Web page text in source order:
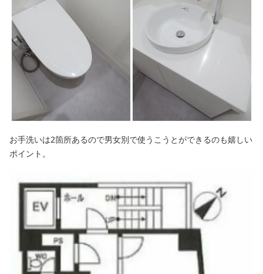
お手洗いは2箇所あるので男女別で使うこうとができるのも嬉しい
ポイント。